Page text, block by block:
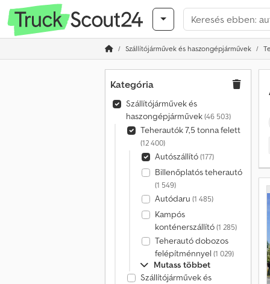
Szállítójárművek és haszongépjárművek
Kategória
Szállítójárművek és
haszongépjárművek(46 503)
Teherautók 7,5 tonna felett
(12 400)
Autószállító(177)
Billenőplatós teherautó
(1 549)
Autódaru (1 485)
Kampós
konténerszállító(1 285)
Teherautó dobozos
felépítménnyel (1 029)
Mutass többet
Szállítójárművek és